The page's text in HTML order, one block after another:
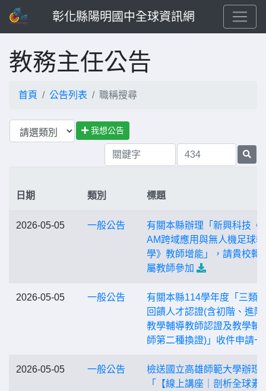
彰化縣陽明國中全球資訊網
教務主任公告
首頁 公告列表 職稱搜尋
我想公告
日期 類別 標題
2026-05-05 一般公告
有關本縣辦理「新興科技《
AM跨域應用與無人機足球教
學》教師增能」，請貴校轉
屬教師參加
2026-05-05 一般公告
有關本縣114學年度「三類
回饋人才認證(含初階、進階
教學輔導教師認證及教學輔
師第二種換證)」收件申請一
2026-05-05 一般公告
檢送國立高雄師範大學辦理
「【線上講座｜剖析全球素